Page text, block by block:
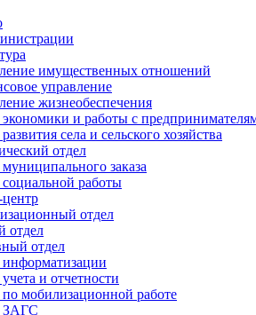
имущественных отношений
управление
жизнеобеспечения
и работы с
села и сельского хозяйства
отдел
заказа
работы
отдел
отдел
отдел
и отчетности
мобилизационной работе
ЗАГС